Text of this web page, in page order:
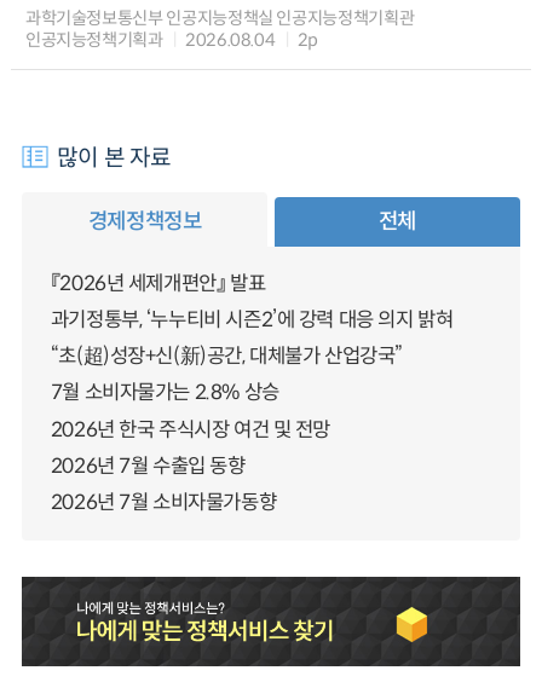
과학기술정보통신부 인공지능정책실 인공지능정책기획관
인공지능정책기획과
2026.08.04 2p
많이 본 자료
경제정책정보 전체
『2026년 세제개편안』 발표
과기정통부, ‘누누티비 시즌2’에 강력 대응 의지 밝혀
“초(超)성장+신(新)공간, 대체불가 산업강국”
7월 소비자물가는 2.8% 상승
2026년 한국 주식시장 여건 및 전망
2026년 7월 수출입 동향
2026년 7월 소비자물가동향